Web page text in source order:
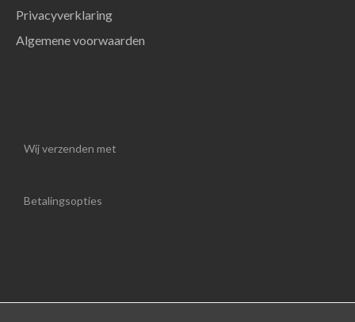
Privacyverklaring
Algemene voorwaarden
Wij verzenden met
Betalingsopties